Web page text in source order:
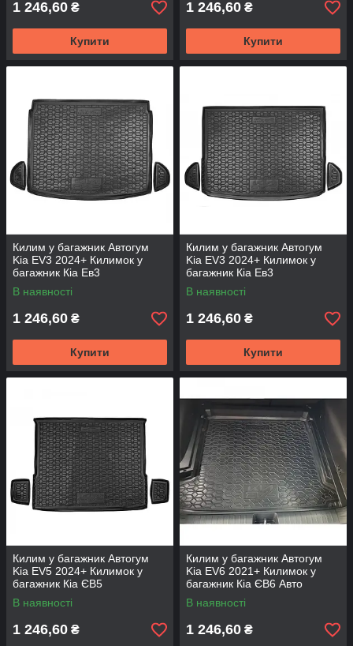
1 246,60 ₴
Купити
1 246,60 ₴
Купити
Килим у багажник Автогум
Kia EV3 2024+ Килимок у
багажник Кіа Ев3
Автокилимок нижня полиця
В наявності
1 246,60 ₴
Купити
Килим у багажник Автогум
Kia EV3 2024+ Килимок у
багажник Кіа Ев3
Автокилимок верхня полиця
В наявності
1 246,60 ₴
Купити
Килим у багажник Автогум
Kia EV5 2024+ Килимок у
багажник Кіа ЄВ5
Автокилимок на Кіа
В наявності
1 246,60 ₴
Килим у багажник Автогум
Kia EV6 2021+ Килимок у
багажник Кіа ЄВ6 Авто
килимок нижня полиця
В наявності
1 246,60 ₴